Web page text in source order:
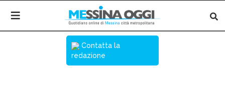
Contatta la
redazione